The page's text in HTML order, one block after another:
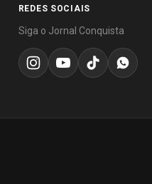
REDES SOCIAIS
Siga o Jornal Conquista